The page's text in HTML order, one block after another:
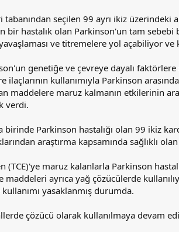
tabanından seçilen 99 ayrı ikiz üzerindeki
bir hastalık olan Parkinson'un tam
ve titremelere yol açabiliyor
genetiğe ve çevreye dayalı
ilaçlarının kullanımıyla Parkinson
maddelere maruz kalmanın etkilerinin
verdi.
birinde Parkinson hastalığı olan 99 ikiz
araştırma kapsamında sağlıklı
maruz kalanlarla Parkinson
maddeleri ayrıca yağ çözücülerde
yasaklanmış durumda.
çözücü olarak kullanılmaya devam